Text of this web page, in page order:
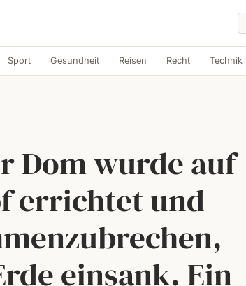
Sport Gesundheit Reisen Recht Technik
Dom wurde auf
errichtet und
einsank. Ein